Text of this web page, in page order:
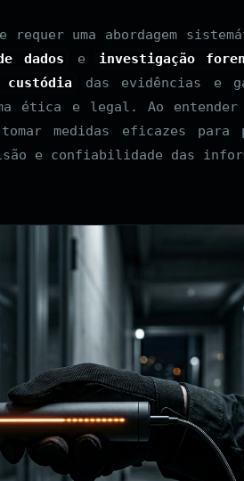
requer uma abordagem
dados e investigação
custódia
das evidências e
ética e legal. Ao
medidas eficazes para
e confiabilidade das